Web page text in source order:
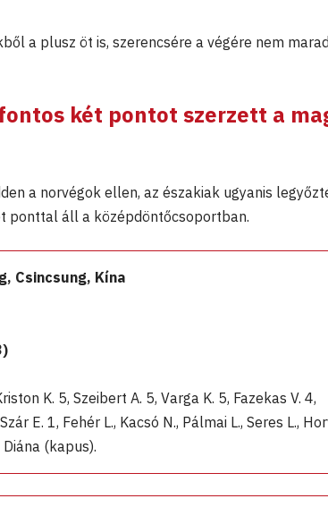
a plusz öt is, szerencsére a végére nem
két pontot szerzett a
a norvégok ellen, az északiak ugyanis
ponttal áll a középdöntőcsoportban.
Csincsung, Kína
K. 5, Szeibert A. 5, Varga K. 5, Fazekas V. 4,
E. 1, Fehér L., Kacsó N., Pálmai L., Seres L.,
(kapus).